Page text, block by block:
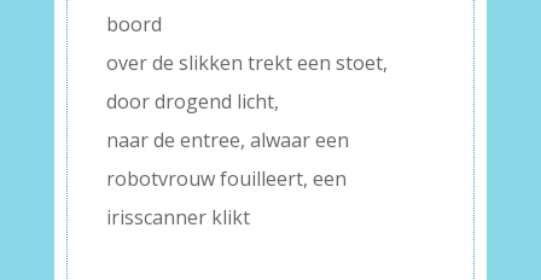
boord
over de slikken trekt een stoet,
door drogend licht,
naar de entree, alwaar een
robotvrouw fouilleert, een
irisscanner klikt